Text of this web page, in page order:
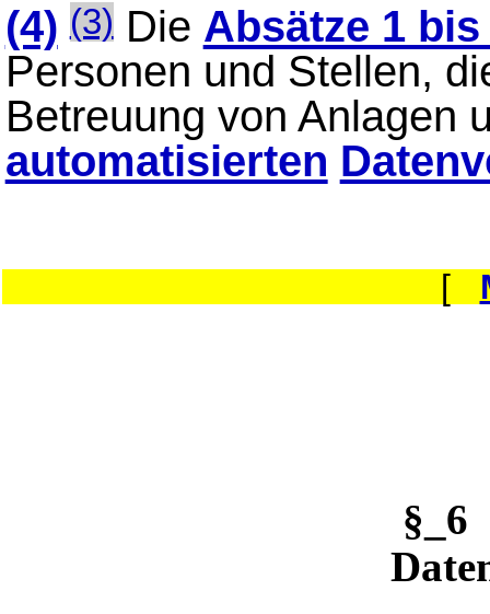
(4) (3)Die Absätze 1 bis
Personen und Stellen,
Betreuung von Anlagen
automatisierten
[